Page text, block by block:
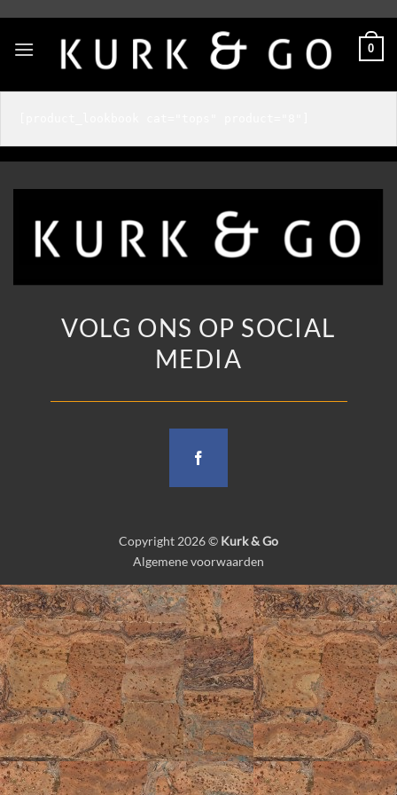
content
0
VOLG ONS OP SOCIAL
MEDIA
Copyright 2026 © Kurk & Go
Algemene voorwaarden